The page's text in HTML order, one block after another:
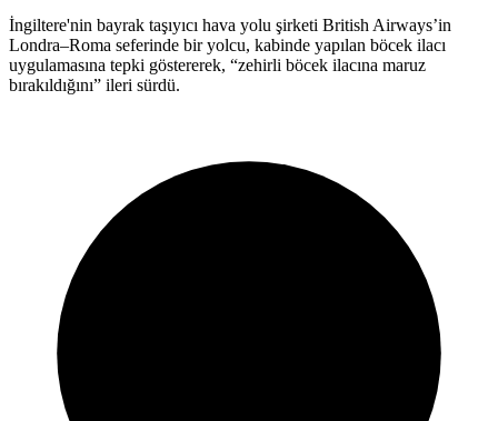
İngiltere'nin bayrak taşıyıcı hava yolu şirketi British Airways’in
Londra–Roma seferinde bir yolcu, kabinde yapılan böcek ilacı
uygulamasına tepki göstererek, “zehirli böcek ilacına maruz
bırakıldığını” ileri sürdü.